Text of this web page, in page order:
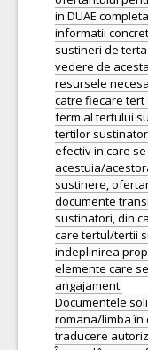
in DUAE
informatii
sustineri de
vedere de
resursele
catre fiecare tert
ferm al tertului
tertilor
efectiv in care
acestuia/
sustinere,
documente
sustinatori, din
care tertul/tertii
indeplinirea
elemente care
angajament.
Documentele
romana/limba în
traducere